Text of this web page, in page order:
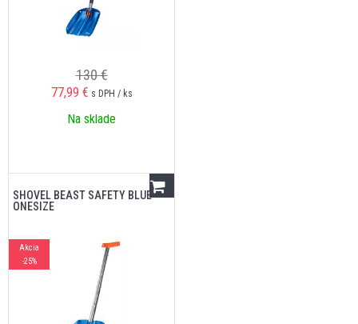
130 €
77,99 € s DPH / ks
Na sklade
SHOVEL BEAST SAFETY BLUE
ONESIZE
Akcia
-25%